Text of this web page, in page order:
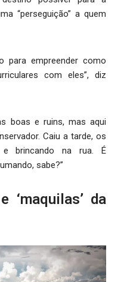
“perseguição” a quem
para empreender como
com eles”, diz
boas e ruins, mas aqui
Caiu a tarde, os
e brincando na rua. É
sabe?”
‘maquilas’ da